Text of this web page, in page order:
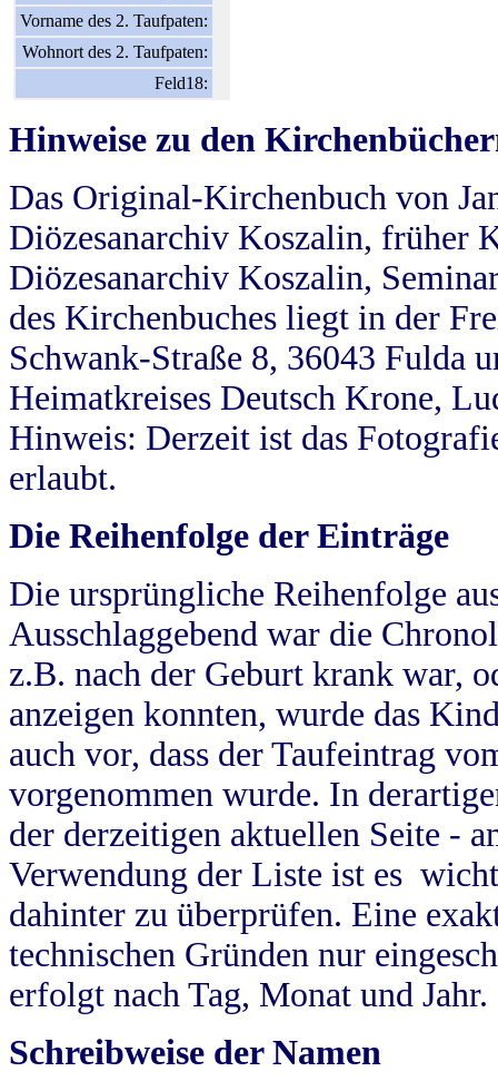
Vorname des 2. Taufpaten:
Wohnort des 2. Taufpaten:
Feld18:
Hinweise zu den
Das Original-Kirchenbuch von
Diözesanarchiv Koszalin, früher
Diözesanarchiv Koszalin,
des Kirchenbuches liegt in der
Schwank-Straße 8, 36043 Fulda
Heimatkreises Deutsch Krone,
Hinweis: Derzeit ist das
erlaubt.
Die Reihenfolge der Einträge
Die ursprüngliche Reihenfolge
Ausschlaggebend war die
z.B. nach der Geburt krank war,
anzeigen konnten, wurde das
auch vor, dass der Taufeintrag
vorgenommen wurde. In
der derzeitigen aktuellen Seite -
Verwendung der Liste ist es
dahinter zu überprüfen. Eine
technischen Gründen nur
erfolgt nach Tag, Monat und Jahr.
Schreibweise der Namen